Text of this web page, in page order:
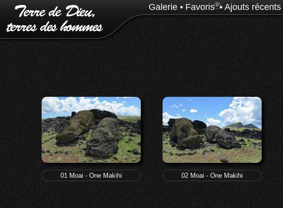
Galerie • Favoris0• Ajouts récents
01 Moai - One Makihi 02 Moai - One Makihi